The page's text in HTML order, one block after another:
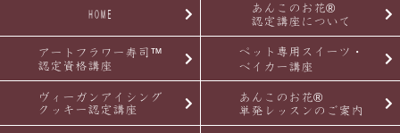
HOME
あんこのお花®
認定講座について
アートフラワー寿司™
認定資格講座
ペット専用スイーツ・
ベイカー講座
ヴィーガンアイシング
クッキー認定講座
あんこのお花®
単発レッスンのご案内